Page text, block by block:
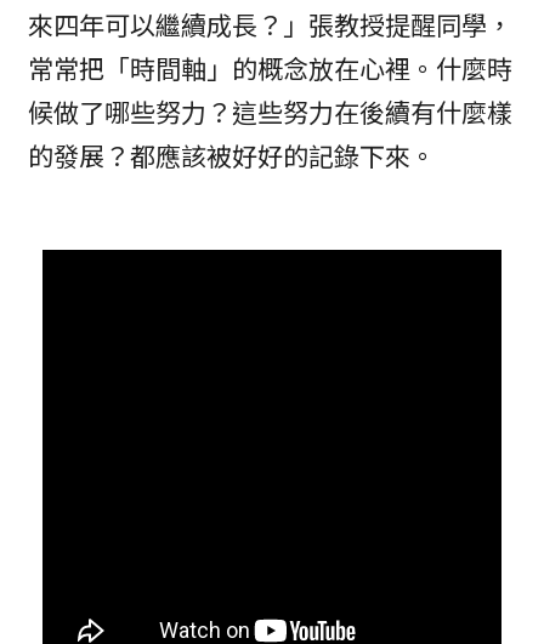
來四年可以繼續成長？」張教授提醒同學，
常常把「時間軸」的概念放在心裡。什麼時
候做了哪些努力？這些努力在後續有什麼樣
的發展？都應該被好好的記錄下來。